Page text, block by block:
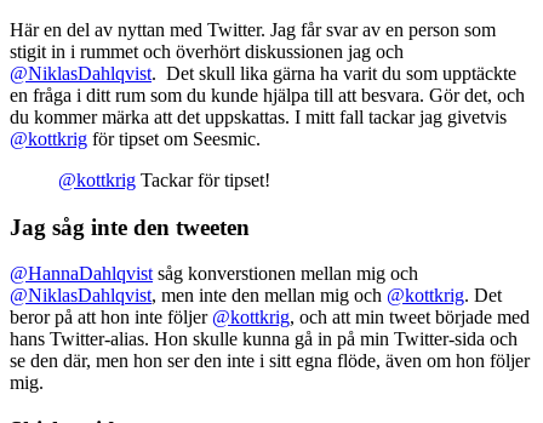
Här en del av nyttan med Twitter. Jag får svar av en person som
stigit in i rummet och överhört diskussionen jag och
@NiklasDahlqvist. Det skull lika gärna ha varit du som upptäckte
en fråga i ditt rum som du kunde hjälpa till att besvara. Gör det, och
du kommer märka att det uppskattas. I mitt fall tackar jag givetvis
@kottkrig för tipset om Seesmic.
@kottkrig Tackar för tipset!
Jag såg inte den tweeten
@HannaDahlqvistsåg konverstionen mellan mig och
@NiklasDahlqvist, men inte den mellan mig och @kottkrig. Det
beror på att hon inte följer @kottkrig, och att min tweet började med
hans Twitter-alias. Hon skulle kunna gå in på min Twitter-sida och
se den där, men hon ser den inte i sitt egna flöde, även om hon följer
mig.